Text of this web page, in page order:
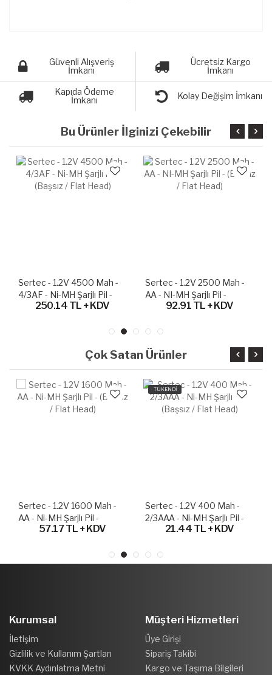
Güvenli Alışveriş
İmkanı
Ücretsiz Kargo
İmkanı
Kapıda Ödeme
İmkanı
Kolay Değişim İmkanı
Bu Ürünler İlginizi Çekebilir
Sertec - 1.2V 4500 Mah -
4/3AF - Ni-MH Şarjlı Pil -
(Başsız / Flat Head)
250.14 TL + KDV
Sertec - 1.2V 2500 Mah -
AA - NI-MH Şarjlı Pil -
(Başsız / Flat Head)
92.91 TL + KDV
Çok Satan Ürünler
Sertec - 1.2V 1600 Mah -
AA - Ni-MH Şarjlı Pil -
(Başsız / Flat Head)
57.17 TL + KDV
TÜKENDİ
Sertec - 1.2V 400 Mah -
2/3AAA - Ni-MH Şarjlı Pil -
(Başsız / Flat Head)
21.44 TL + KDV
Kurumsal
İletişim
Gizlilik ve Kullanım Şartları
KVKK Aydınlatma Metni
Müşteri Hizmetleri
Üye Girişi
Sipariş Takibi
Kargo ve Taşıma Bilgileri